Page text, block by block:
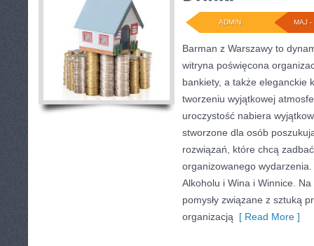
MAJ -
ADMIN
Barman z Warszawy to
witryna poświęcona
bankiety, a także eleganckie
tworzeniu wyjątkowej
uroczystość nabiera
stworzone dla osób
rozwiązań, które chcą
organizowanego
Alkoholu i Wina i Winnice.
pomysły związane z sztuką
organizacją [ Read More ]